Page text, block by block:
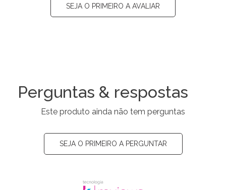
SEJA O PRIMEIRO A AVALIAR
Perguntas & respostas
Este produto ainda não tem perguntas
SEJA O PRIMEIRO A PERGUNTAR